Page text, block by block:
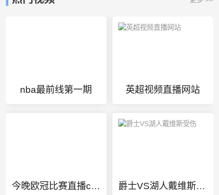
nba最前线第一期 英超视频直播网站
今晚欧冠比赛直播cctv5 爵士VS湖人戴维斯受伤